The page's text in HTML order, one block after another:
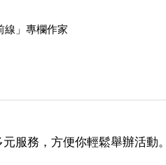
」專欄作家
服務，方便你輕鬆舉辦活動。